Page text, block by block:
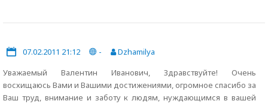
07.02.2011 21:12 -
Dzhamilya
Уважаемый Валентин Иванович, Здравствуйте! Очень
восхищаюсь Вами и Вашими достижениями, огромное спасибо за
Ваш труд, внимание и заботу к людям, нуждающимся в вашей